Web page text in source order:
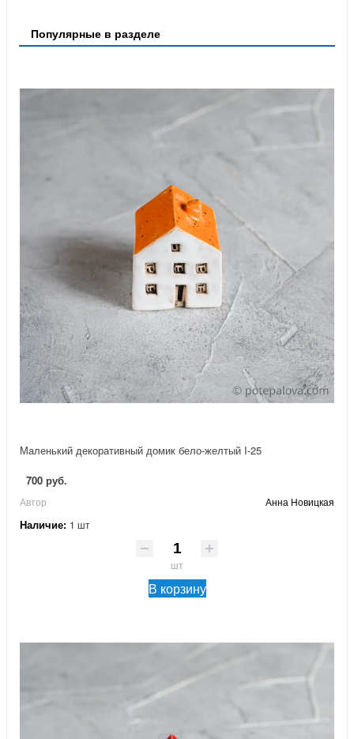
Популярные в разделе
Маленький декоративный домик бело-желтый I-25
700 руб.
Автор Анна Новицкая
Наличие: 1 шт
шт
В корзину